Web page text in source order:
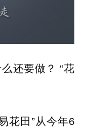
还要做？ “花
花田”从今年6